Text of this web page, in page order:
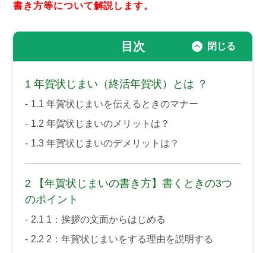
書き方等について解説します。
目次
1 年賀状じまい（終活年賀状）とは ？
1.1 年賀状じまいを伝えるときのマナー
1.2 年賀状じまいのメリットは？
1.3 年賀状じまいのデメリットは？
2 【年賀状じまいの書き方】書くときの3つ
のポイント
2.1 1：挨拶の文面からはじめる
2.2 2：年賀状じまいをする理由を説明する